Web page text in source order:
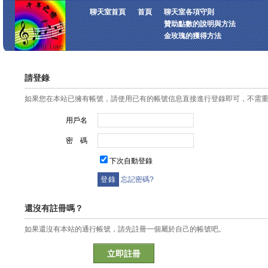
聊天室首頁 首頁
聊天室各項守則
贊助點數的說明與方法
金玫瑰的獲得方法
請登錄
如果您在本站已擁有帳號，請使用已有的帳號信息直接進行登錄即可，不需
用戶名
密 碼
下次自動登錄
忘記密碼?
還沒有註冊嗎？
如果還沒有本站的通行帳號，請先註冊一個屬於自己的帳號吧。
立即註冊